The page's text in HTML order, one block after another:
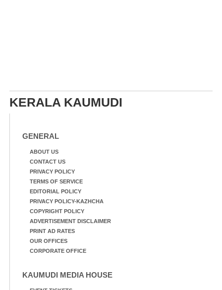
KERALA KAUMUDI
GENERAL
ABOUT US
CONTACT US
PRIVACY POLICY
TERMS OF SERVICE
EDITORIAL POLICY
PRIVACY POLICY-KAZHCHA
COPYRIGHT POLICY
ADVERTISEMENT DISCLAIMER
PRINT AD RATES
OUR OFFICES
CORPORATE OFFICE
KAUMUDI MEDIA HOUSE